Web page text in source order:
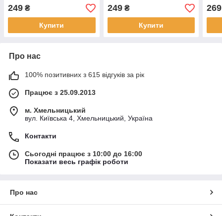
249 ₴
Купити
249₴
Купити
269
Про нас
100% позитивних з 615 відгуків за рік
Працює з 25.09.2013
м. Хмельницький
вул. Київська 4, Хмельницький, Україна
Контакти
Сьогодні працює з 10:00 до 16:00
Показати весь графік роботи
Про нас